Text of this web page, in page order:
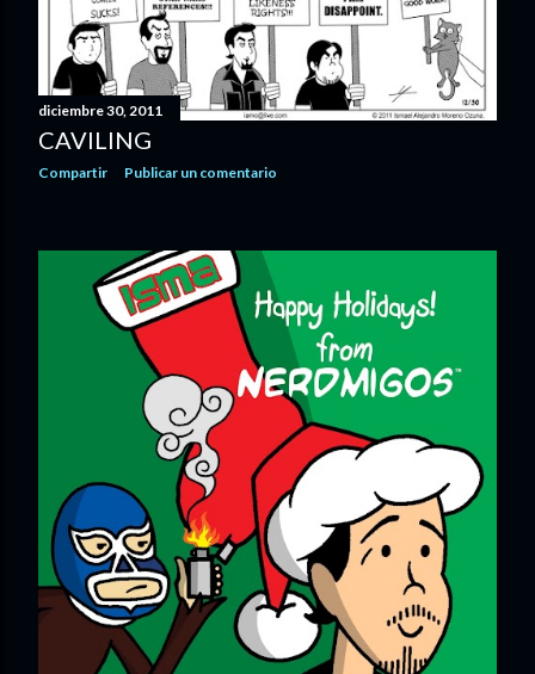
diciembre 30, 2011
CAVILING
Compartir Publicar un comentario